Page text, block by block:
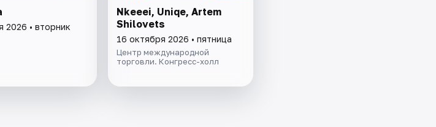
2026 • вторник
Nkeeei, Uniqe, Artem
Shilovets
16 октября 2026 • пятница
Центр международной
торговли. Конгресс-холл